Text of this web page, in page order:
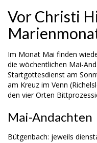
Vor Christi
Im Monat Mai finden
die wöchentlichen Mai-
Startgottesdienst am
am Kreuz im Venn
den vier Orten
Mai-Andachten
Bütgenbach: jeweils